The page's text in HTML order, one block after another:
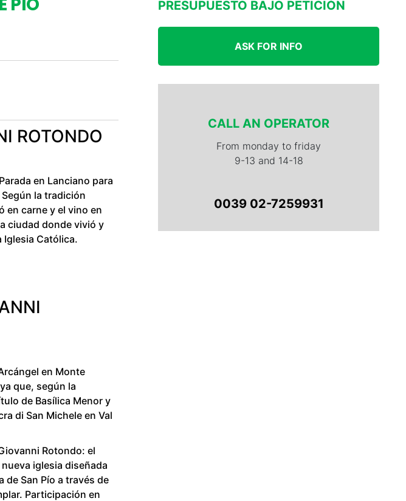
ROTONDO
en Lanciano para
la tradición
en carne y el vino en
ciudad donde vivió y
Iglesia Católica.
en Monte
que, según la
de Basílica Menor y
di San Michele en Val
Rotondo: el
iglesia diseñada
de San Pío a través de
Participación en
PRESUPUESTO BAJO PETICIÓN
ASK FOR INFO
CALL AN OPERATOR
From monday to friday
9-13 and 14-18
0039 02-7259931